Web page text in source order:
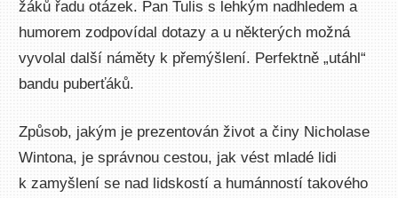
žáků řadu otázek. Pan Tulis s lehkým nadhledem a
humorem zodpovídal dotazy a u některých možná
vyvolal další náměty k přemýšlení. Perfektně „utáhl“
bandu puberťáků.
Způsob, jakým je prezentován život a činy Nicholase
Wintona, je správnou cestou, jak vést mladé lidi
k zamyšlení se nad lidskostí a humánností takového